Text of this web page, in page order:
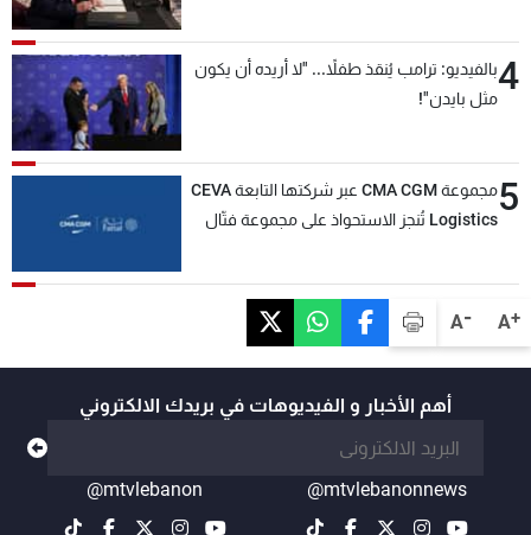
A+
A-
4بالفيديو: ترامب يُنقذ طفلاً... "لا أريده أن يكون
مثل بايدن"!
5
مجموعة CMA CGM عبر شركتها التابعة CEVA
Logistics تُنجز الاستحواذ على مجموعة فتّال
أهم الأخبار و الفيديوهات في بريدك الالكتروني
@mtvlebanonnews
@mtvlebanon